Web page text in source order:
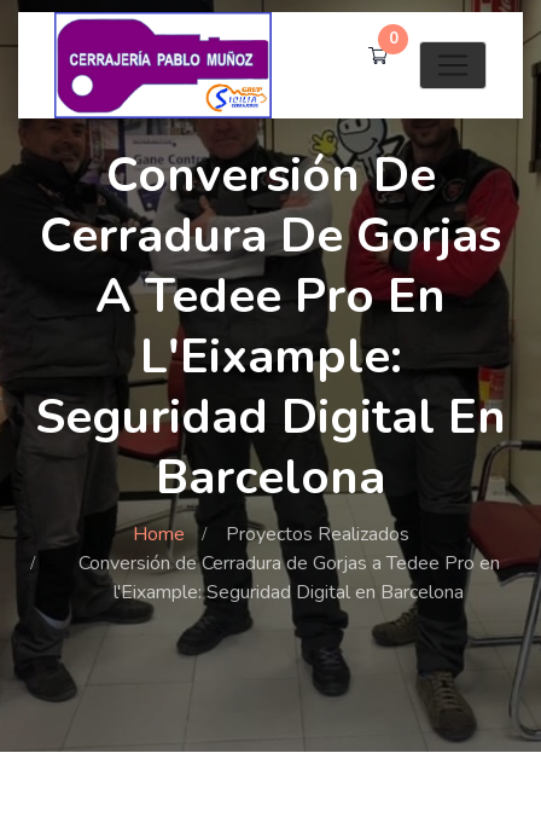
0
Conversión De
Cerradura De Gorjas
A Tedee Pro En
L'Eixample:
Seguridad Digital En
Barcelona
Home
Proyectos Realizados
Conversión de Cerradura de Gorjas a Tedee Pro en
l'Eixample: Seguridad Digital en Barcelona